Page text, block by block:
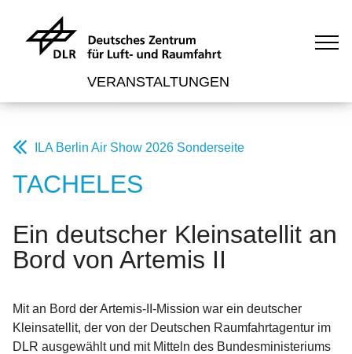
VERANSTALTUNGEN
ILA Berlin Air Show 2026 Sonderseite
TACHELES
Ein deutscher Kleinsatellit an
Bord von Artemis II
Mit an Bord der Artemis-II-Mission war ein deutscher
Kleinsatellit, der von der Deutschen Raumfahrtagentur im
DLR ausgewählt und mit Mitteln des Bundesministeriums